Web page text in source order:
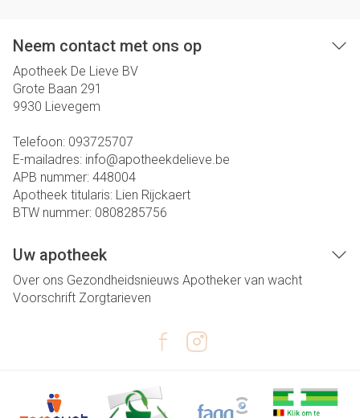
Neem contact met ons op
Apotheek De Lieve BV
Grote Baan 291
9930 Lievegem
Telefoon: 093725707
E-mailadres: info@apotheekdelieve.be
APB nummer: 448004
Apotheek titularis: Lien Rijckaert
BTW nummer: 0808285756
Uw apotheek
Over ons Gezondheidsnieuws Apotheker van wacht
Voorschrift Zorgtarieven